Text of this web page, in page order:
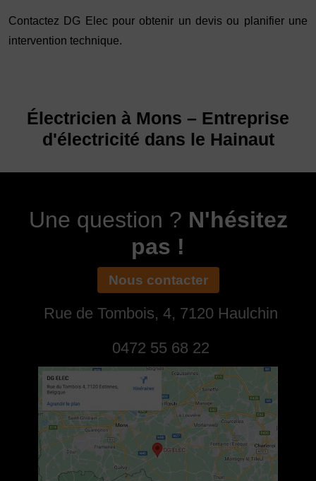
Contactez DG Elecpour obtenir un devis ou planifier une
intervention technique.
Électricien à Mons – Entreprise
d'électricité dans le Hainaut
Une question ? N'hésitez
pas !
Nous contacter
Rue de Tombois, 4, 7120 Haulchin
0472 55 68 22